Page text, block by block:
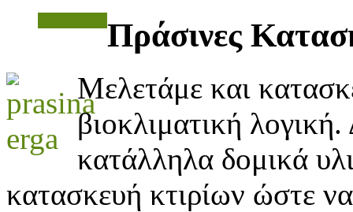
Πράσινες
Μελετάμε και
βιοκλιματική
κατάλληλα δομικά
κατασκευή κτιρίων ώστε